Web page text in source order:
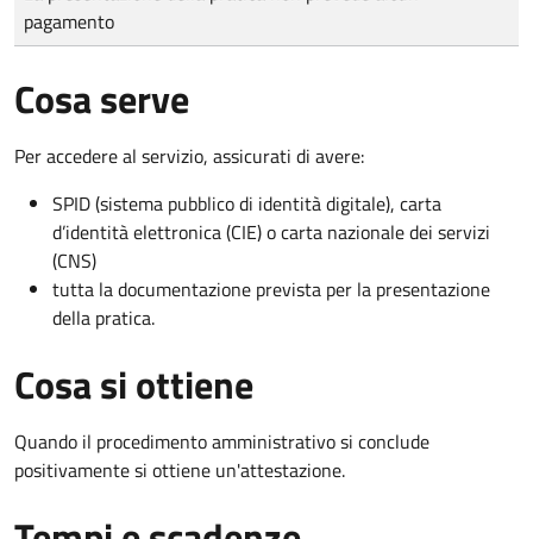
pagamento
Cosa serve
Per accedere al servizio, assicurati di avere:
SPID (sistema pubblico di identità digitale), carta
d’identità elettronica (CIE) o carta nazionale dei servizi
(CNS)
tutta la documentazione prevista per la presentazione
della pratica.
Cosa si ottiene
Quando il procedimento amministrativo si conclude
positivamente si ottiene un'attestazione.